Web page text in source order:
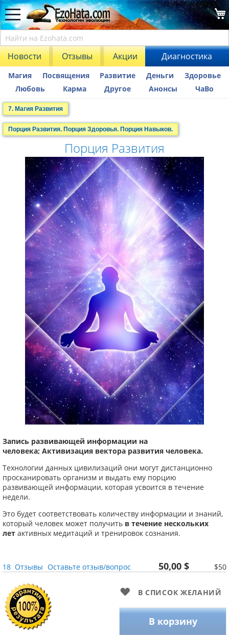
Новости Отзывы Акции Диагностика
Магия Посвящения Развитие Деньги
Здоровье
Любовь
Карма Другое Анонсы ЧаВо
7. Магия Развития
Порция Развития. Порция Здоровья. Порция Навыков.
Порция Развития
Запись развивающей информации на
человека; Активизация вектора развития человека.
Технологии данных цивилизаций они могут дистанционно
просканировать организм и выдать ему порцию
развивающей информации, которая усвоится в течение
недели.
Это будет соответствовать количеству информации и знаний,
который человек может получить в течение нескольких
лет активных медитаций и тренировок сознания.
18 Отзывы Оставьте отзыв/вопрос 50,00 $ $50
В СПИСОК ЖЕЛАНИЙ
В корзину